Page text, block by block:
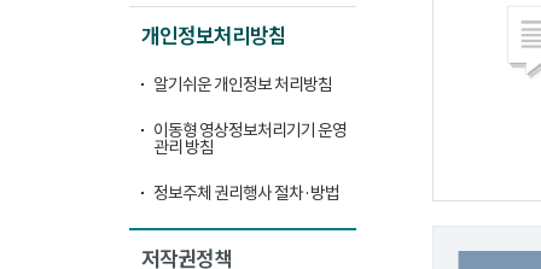
개인정보처리방침
알기쉬운 개인정보 처리방침
이동형 영상정보처리기기 운영
관리 방침
정보주체 권리행사 절차·방법
저작권정책